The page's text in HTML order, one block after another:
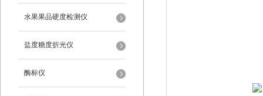
水果果品硬度检测仪
盐度糖度折光仪
酶标仪